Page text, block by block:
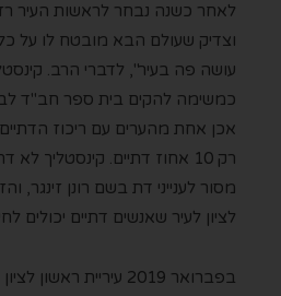
לאחר כשנה נבחר לראשות העיר רז
וצדיק שעולם הבא מובטח לו על
עושה פה בעיר", לדברי הרב.
כמשימה להקים בית ספר חב"ד
אכן אחת מהערים עם ריכוז
רק 10 אחוז דתיים. קינסטליך
מסור לענייני דת בשם רונן זינגר,
לציון לעיר שאנשים דתיים יכולים
בפברואר 2019 עיריית